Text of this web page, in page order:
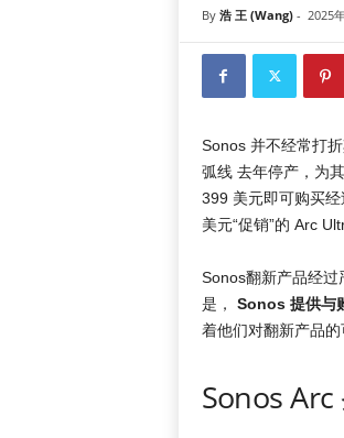
By 浩 王 (Wang)- 2025
Sonos 并不经常打
弧线 去年停产，为
399 美元即可购买
美元“促销”的 Arc
Sonos翻新产品经过
是， Sonos 提供与
着他们对翻新产品的
Sonos Arc